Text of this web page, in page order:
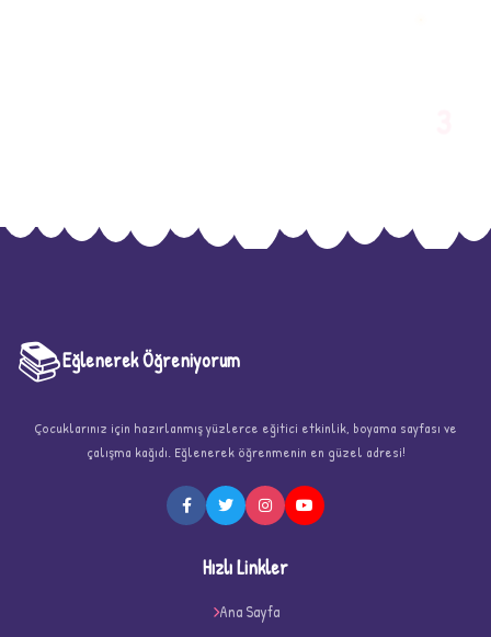
★
📚Eğlenerek Öğreniyorum
Çocuklarınız için hazırlanmış yüzlerce eğitici etkinlik, boyama sayfası ve
çalışma kağıdı. Eğlenerek öğrenmenin en güzel adresi!
Hızlı Linkler
Ana Sayfa